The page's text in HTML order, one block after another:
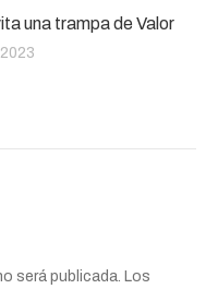
una trampa de Valor
será publicada. Los